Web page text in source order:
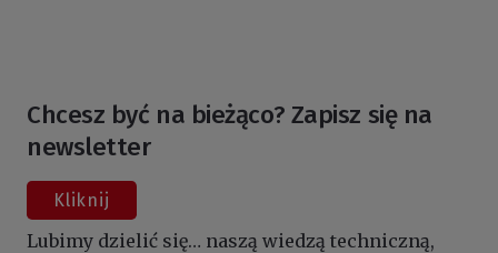
Chcesz być na bieżąco? Zapisz się na
newsletter
Kliknij
Lubimy dzielić się… naszą wiedzą techniczną,